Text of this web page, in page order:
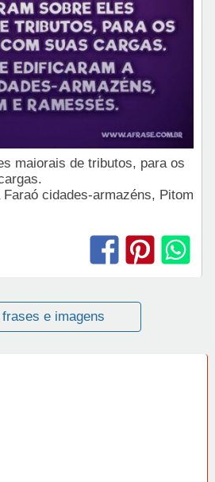
maiorais de tributos, para os
Faraó cidades-armazéns, Pitom
frases e imagens